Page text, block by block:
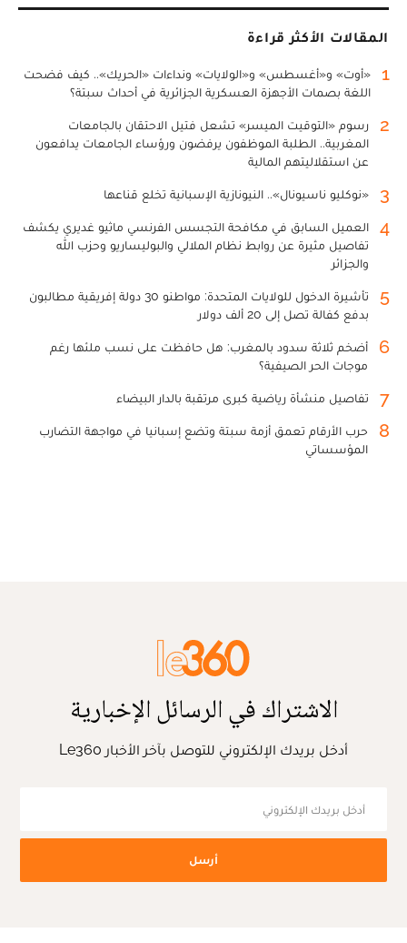
المقالات الأكثر قراءة
1
«أوت» و«أغسطس» و«الولايات» ونداءات «الحريك».. كيف فضحت
اللغة بصمات الأجهزة العسكرية الجزائرية في أحداث سبتة؟
2
رسوم «التوقيت الميسر» تشعل فتيل الاحتقان بالجامعات
المغربية.. الطلبة الموظفون يرفضون ورؤساء الجامعات يدافعون
عن استقلاليتهم المالية
3 «نوكليو ناسيونال».. النيونازية الإسبانية تخلع قناعها
4
العميل السابق في مكافحة التجسس الفرنسي ماثيو غديري يكشف
تفاصيل مثيرة عن روابط نظام الملالي والبوليساريو وحزب الله
والجزائر
5
تأشيرة الدخول للولايات المتحدة: مواطنو 30 دولة إفريقية مطالبون
بدفع كفالة تصل إلى 20 ألف دولار
6
أضخم ثلاثة سدود بالمغرب: هل حافظت على نسب ملئها رغم
موجات الحر الصيفية؟
7 تفاصيل منشأة رياضية كبرى مرتقبة بالدار البيضاء
8
حرب الأرقام تعمق أزمة سبتة وتضع إسبانيا في مواجهة التضارب
المؤسساتي
الاشتراك في الرسائل الإخبارية
أدخل بريدك الإلكتروني للتوصل بآخر الأخبار Le360
أرسل